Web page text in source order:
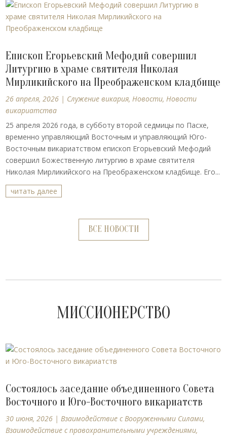
Епископ Егорьевский Мефодий совершил
Литургию в храме святителя Николая
Мирликийского на Преображенском кладбище
26 апреля, 2026 | Cлужение викария, Новости, Новости
викариатства
25 апреля 2026 года, в субботу второй седмицы по Пасхе,
временно управляющий Восточным и управляющий Юго-
Восточным викариатством епископ Егорьевский Мефодий
совершил Божественную литургию в храме святителя
Николая Мирликийского на Преображенском кладбище. Его...
читать далее
ВСЕ НОВОСТИ
МИССИОНЕРСТВО
Состоялось заседание объединенного Совета
Восточного и Юго-Восточного викариатств
30 июня, 2026 | Взаимодействие с Вооруженными Силами,
Взаимодействие с правохранительными учреждениями,